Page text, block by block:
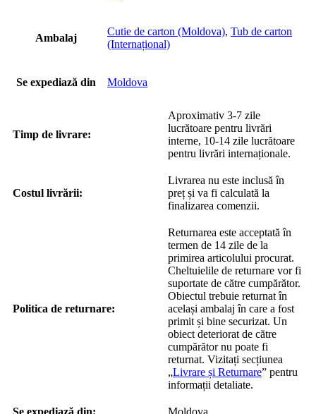
Ambalaj
Cutie de carton (Moldova), Tub de carton
(Internațional)
Se expediază din Moldova
Timp de livrare:
Aproximativ 3-7 zile
lucrătoare pentru livrări
interne, 10-14 zile lucrătoare
pentru livrări internaționale.
Costul livrării:
Livrarea nu este inclusă în
preț și va fi calculată la
finalizarea comenzii.
Politica de returnare:
Returnarea este acceptată în
termen de 14 zile de la
primirea articolului procurat.
Cheltuielile de returnare vor fi
suportate de către cumpărător.
Obiectul trebuie returnat în
același ambalaj în care a fost
primit și bine securizat. Un
obiect deteriorat de către
cumpărător nu poate fi
returnat. Vizitați secțiunea
„Livrare și Returnare” pentru
informații detaliate.
Se expediază din:
Moldova